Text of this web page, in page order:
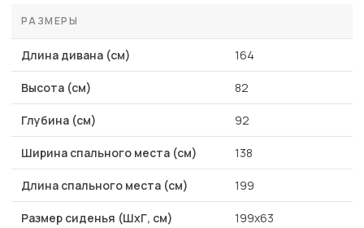
РАЗМЕРЫ
Длина дивана (см) 164
Высота (см) 82
Глубина (см) 92
Ширина спального места (см) 138
Длина спального места (см) 199
Размер сиденья (ШхГ, см) 199x63